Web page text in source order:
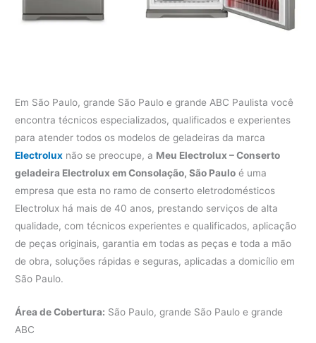
Em São Paulo, grande São Paulo e grande ABC Paulista você
encontra técnicos especializados, qualificados e experientes
para atender todos os modelos de geladeiras da marca
Electrolux não se preocupe, a Meu Electrolux – Conserto
geladeira Electrolux em Consolação, São Paulo é uma
empresa que esta no ramo de conserto eletrodomésticos
Electrolux há mais de 40 anos, prestando serviços de alta
qualidade, com técnicos experientes e qualificados, aplicação
de peças originais, garantia em todas as peças e toda a mão
de obra, soluções rápidas e seguras, aplicadas a domicílio em
São Paulo.
Área de Cobertura: São Paulo, grande São Paulo e grande
ABC